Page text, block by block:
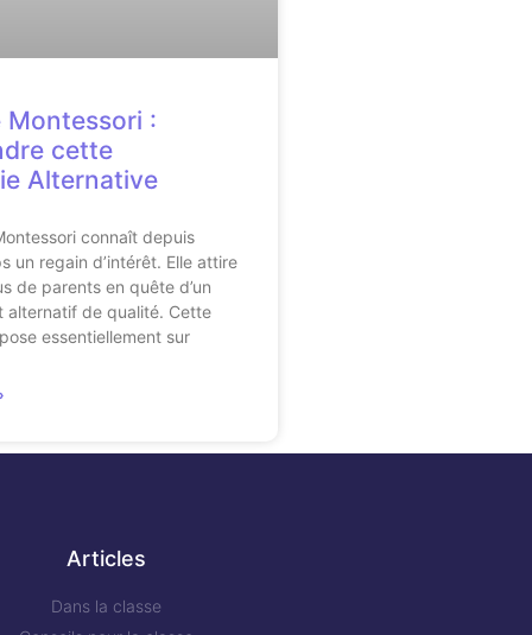
:
cette
Alternative
connaît depuis
un regain d’intérêt. Elle attire
de parents en quête d’un
alternatif de qualité. Cette
essentiellement sur
Articles
Dans la classe